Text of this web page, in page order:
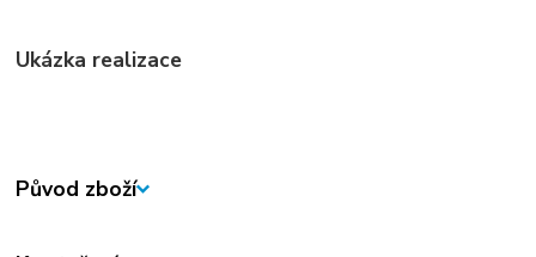
Ukázka realizace
Původ zboží